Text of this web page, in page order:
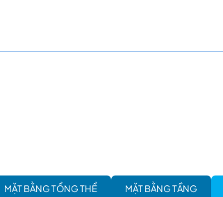
MẶT BẰNG TỔNG THỂ MẶT BẰNG TẦNG